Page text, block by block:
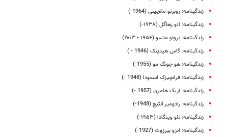
زندگینامه: روبرتو مانچینی (1964-)
زندگینامه: اتو رهاگل (۱۹۳۸-)
زندگینامه: برونو متسو (۱۹۵۴ - ۲۰۱۳)
زندگینامه: گاس هیدینک (1946 - )
زندگینامه: هو جونگ مو (1955-)
زندگینامه: فرانچیزک اسمودا (1948 -)
زندگینامه: اریک هامرن (1957 -)
زندگینامه: رادومیر آنتیج (1948-)
زندگینامه: نلو وینگادا (۱۹۵۳-)
زندگینامه: انزو بیرزوت (1927-)